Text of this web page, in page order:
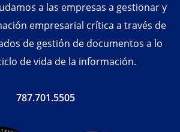
a las empresas a gestionar y
empresarial crítica a través de
de gestión de documentos a lo
de vida de la información.
787.701.5505